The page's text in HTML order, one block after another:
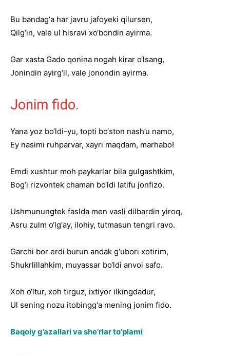
Bu bandag‘a har javru jafoyeki qilursen,
Qilg‘in, vale ul hisravi xo‘bondin ayirma.
Gar xasta Gado qonina nogah kirar o‘lsang,
Jonindin ayirg‘il, vale jonondin ayirma.
Jonim fido.
Yana yoz bo‘ldi-yu, topti bo‘ston nash’u namo,
Ey nasimi ruhparvar, xayri maqdam, marhabo!
Emdi xushtur moh paykarlar bila gulgashtkim,
Bog‘i rizvontek chaman bo‘ldi latifu jonfizo.
Ushmunungtek faslda men vasli dilbardin yiroq,
Asru zulm o‘lg‘ay, ilohiy, tutmasun tengri ravo.
Garchi bor erdi burun andak g‘ubori xotirim,
Shukrlillahkim, muyassar bo‘ldi anvoi safo.
Xoh o‘ltur, xoh tirguz, ixtiyor ilkingdadur,
Ul sening nozu itobingg‘a mening jonim fido.
Baqoiy g’azallari va she’rlar to’plami